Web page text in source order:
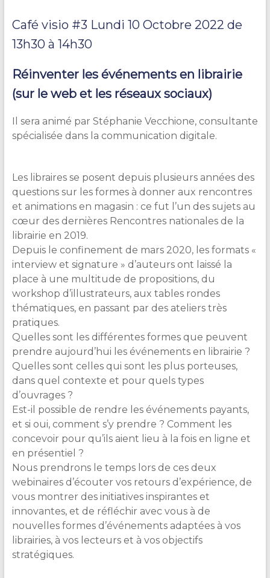
Café visio #3 Lundi 10 Octobre 2022 de
13h30 à 14h30
Réinventer les événements en librairie
(sur le web et les réseaux sociaux)
Il sera animé par Stéphanie Vecchione, consultante
spécialisée dans la communication digitale.
Les libraires se posent depuis plusieurs années des
questions sur les formes à donner aux rencontres
et animations en magasin : ce fut l’un des sujets au
cœur des dernières Rencontres nationales de la
librairie en 2019.
Depuis le confinement de mars 2020, les formats «
interview et signature » d’auteurs ont laissé la
place à une multitude de propositions, du
workshop d’illustrateurs, aux tables rondes
thématiques, en passant par des ateliers très
pratiques.
Quelles sont les différentes formes que peuvent
prendre aujourd’hui les événements en librairie ?
Quelles sont celles qui sont les plus porteuses,
dans quel contexte et pour quels types
d’ouvrages ?
Est-il possible de rendre les événements payants,
et si oui, comment s’y prendre ? Comment les
concevoir pour qu’ils aient lieu à la fois en ligne et
en présentiel ?
Nous prendrons le temps lors de ces deux
webinaires d’écouter vos retours d’expérience, de
vous montrer des initiatives inspirantes et
innovantes, et de réfléchir avec vous à de
nouvelles formes d’événements adaptées à vos
librairies, à vos lecteurs et à vos objectifs
stratégiques.